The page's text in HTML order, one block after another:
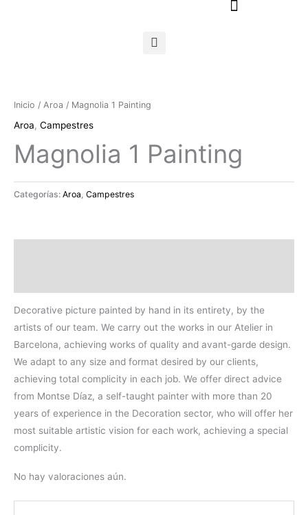
Inicio / Aroa / Magnolia 1 Painting
Aroa, Campestres
Magnolia 1 Painting
Categorías: Aroa Campestres
Decorative picture painted by hand in its entirety, by the
artists of our team. We carry out the works in our Atelier in
Barcelona, achieving works of quality and avant-garde design.
We adapt to any size and format desired by our clients,
achieving total complicity in each job. We offer direct advice
from Montse Díaz, a self-taught painter with more than 20
years of experience in the Decoration sector, who will offer her
most suitable artistic vision for each work, achieving a special
complicity.
No hay valoraciones aún.